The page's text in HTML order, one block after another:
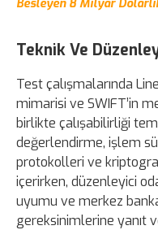
Besleyen 8 Milyar
Teknik Ve
Test çalışmalarında
mimarisi ve SWIFT’in
birlikte çalışabilirliği
değerlendirme, işlem
protokolleri ve
içerirken, düzenleyici
uyumu ve merkez
gereksinimlerine yanıt